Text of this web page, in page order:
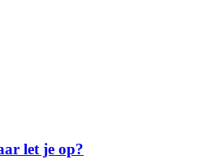
let je op?